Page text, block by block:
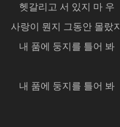
헷갈리고 서 있지 마 우
사랑이 뭔지 그동안 몰랐지
내 품에 둥지를 틀어 봐
내 품에 둥지를 틀어 봐